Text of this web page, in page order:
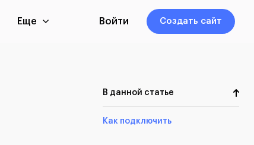
В данной статье
Как подключить
Еще Войти Создать сайт